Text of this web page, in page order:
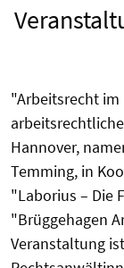
"Arbeitsrecht
Hannover,
Temming, in
"Laborius – Die
"Brüggehagen
Veranstaltung